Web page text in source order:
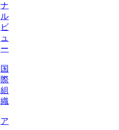
ナ
ル
ビ
ュ
ー
国
際
組
織
ア